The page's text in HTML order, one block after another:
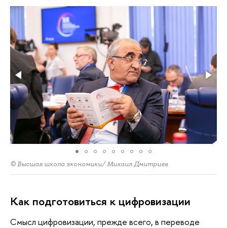
© Высшая школа экономики/ Михаил Дмитриев
Как подготовиться к цифровизации
Смысл цифровизации, прежде всего, в переводе